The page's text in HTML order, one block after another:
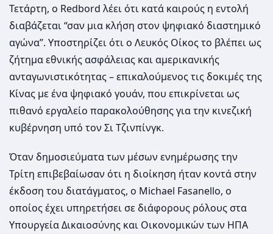
Τετάρτη, ο Redbord λέει ότι κατά καιρούς η εντολή
διαβάζεται “σαν μια κλήση στον ψηφιακό διαστημικό
αγώνα”. Υποστηρίζει ότι ο Λευκός Οίκος το βλέπει ως
ζήτημα εθνικής ασφάλειας και αμερικανικής
ανταγωνιστικότητας – επικαλούμενος τις δοκιμές της
Κίνας με ένα ψηφιακό γουάν, που επικρίνεται ως
πιθανό εργαλείο παρακολούθησης για την κινεζική
κυβέρνηση υπό τον Σι Τζινπίνγκ.
Όταν δημοσιεύματα των μέσων ενημέρωσης την
Τρίτη επιβεβαίωσαν ότι η διοίκηση ήταν κοντά στην
έκδοση του διατάγματος, ο Michael Fasanello, ο
οποίος έχει υπηρετήσει σε διάφορους ρόλους στα
Υπουργεία Δικαιοσύνης και Οικονομικών των ΗΠΑ